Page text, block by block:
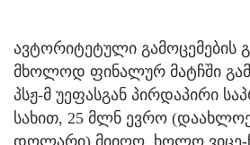
ავტორიტეტული გამოცემების
მხოლოდ ფინალურ მატჩში
პსჟ-მ უეფასგან პირდაპირი
სახით, 25 მლნ ევრო